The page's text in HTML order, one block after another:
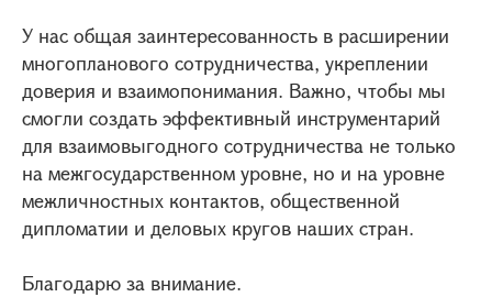
У нас общая заинтересованность в расширении
многопланового сотрудничества, укреплении
доверия и взаимопонимания. Важно, чтобы мы
смогли создать эффективный инструментарий
для взаимовыгодного сотрудничества не только
на межгосударственном уровне, но и на уровне
межличностных контактов, общественной
дипломатии и деловых кругов наших стран.
Благодарю за внимание.